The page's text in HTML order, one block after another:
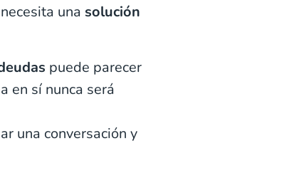
una solución
puede parecer
en sí nunca será
una conversación y